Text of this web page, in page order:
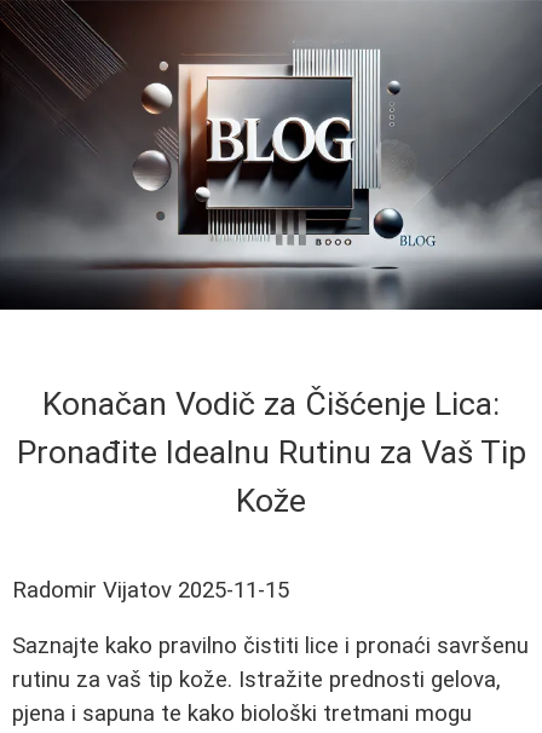
Konačan Vodič za Čišćenje Lica:
Pronađite Idealnu Rutinu za Vaš Tip
Kože
Radomir Vijatov 2025-11-15
Saznajte kako pravilno čistiti lice i pronaći savršenu
rutinu za vaš tip kože. Istražite prednosti gelova,
pjena i sapuna te kako biološki tretmani mogu